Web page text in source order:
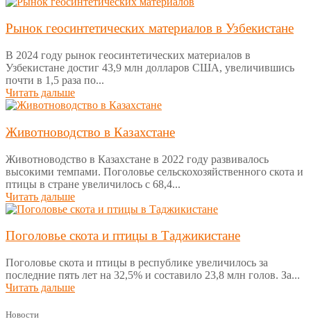
Рынок геосинтетических материалов в Узбекистане
В 2024 году рынок геосинтетических материалов в
Узбекистане достиг 43,9 млн долларов США, увеличившись
почти в 1,5 раза по...
Читать дальше
Животноводство в Казахстане
Животноводство в Казахстане в 2022 году развивалось
высокими темпами. Поголовье сельскохозяйственного скота и
птицы в стране увеличилось с 68,4...
Читать дальше
Поголовье скота и птицы в Таджикистане
Поголовье скота и птицы в республике увеличилось за
последние пять лет на 32,5% и составило 23,8 млн голов. За...
Читать дальше
Новости